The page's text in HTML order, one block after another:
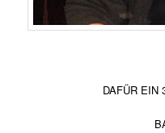
DAFÜR EIN